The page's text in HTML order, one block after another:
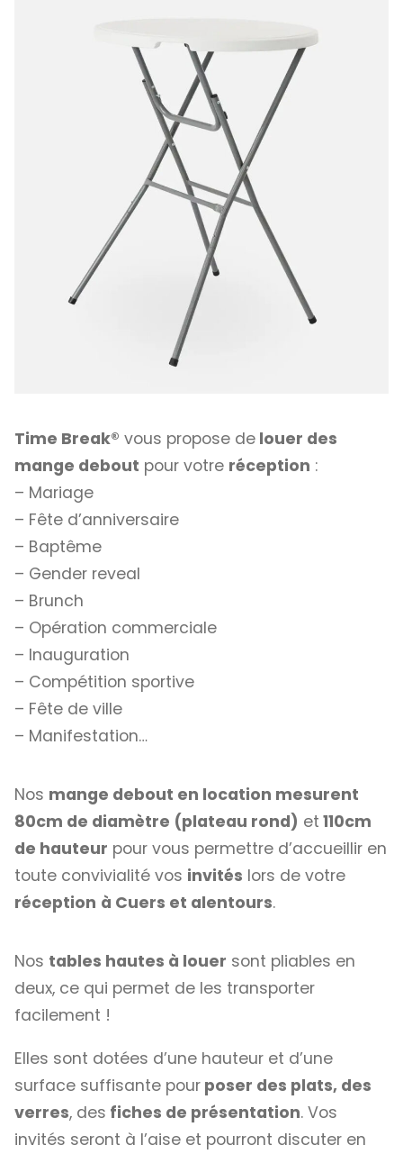
Time Break® vous propose de louer des
mange debout pour votre réception :
– Mariage
– Fête d’anniversaire
– Baptême
– Gender reveal
– Brunch
– Opération commerciale
– Inauguration
– Compétition sportive
– Fête de ville
– Manifestation…
Nos mange debout en location mesurent
80cm de diamètre (plateau rond) et 110cm
de hauteur pour vous permettre d’accueillir en
toute convivialité vos invités lors de votre
réception à Cuers et alentours.
Nos tables hautes à louer sont pliables en
deux, ce qui permet de les transporter
facilement !
Elles sont dotées d’une hauteur et d’une
surface suffisante pour poser des plats, des
verres, des fiches de présentation. Vos
invités seront à l’aise et pourront discuter en